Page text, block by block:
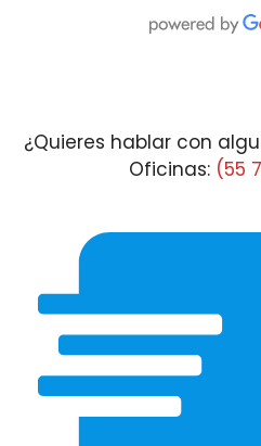
¿Quieres hablar con
Oficinas: (55